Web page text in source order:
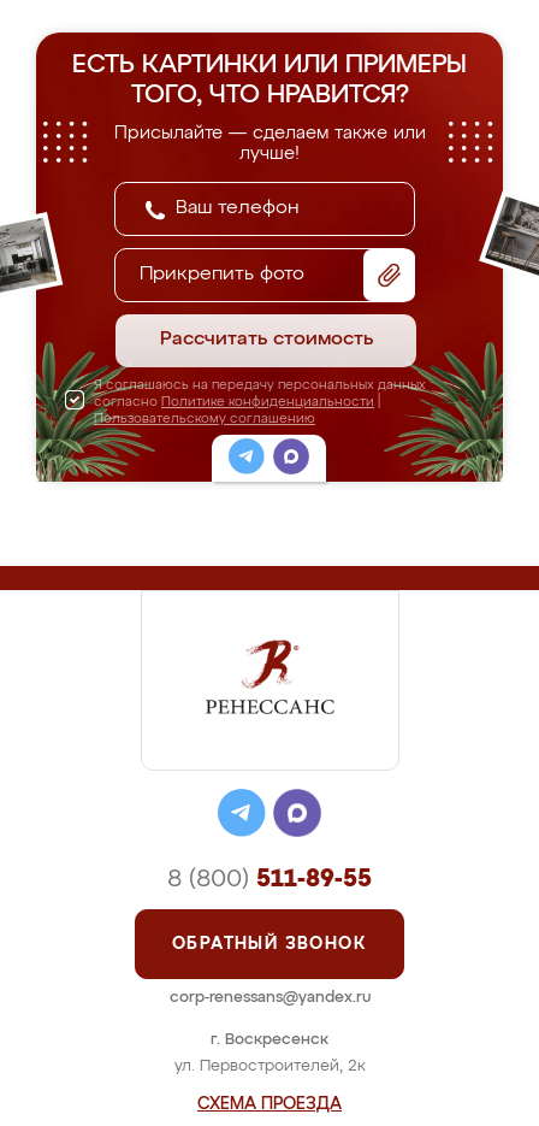
ЕСТЬ КАРТИНКИ ИЛИ ПРИМЕРЫ
ТОГО, ЧТО НРАВИТСЯ?
Присылайте — сделаем также или
лучше!
Прикрепить фото
Рассчитать стоимость
Я соглашаюсь на передачу персональных данных
согласно Политике конфиденциальности
Пользовательскому соглашению
г. Воскресенск
ул. Первостроителей, 2к
СХЕМА ПРОЕЗДА
8 (800) 511-89-55
ОБРАТНЫЙ ЗВОНОК
corp-renessans@yandex.ru